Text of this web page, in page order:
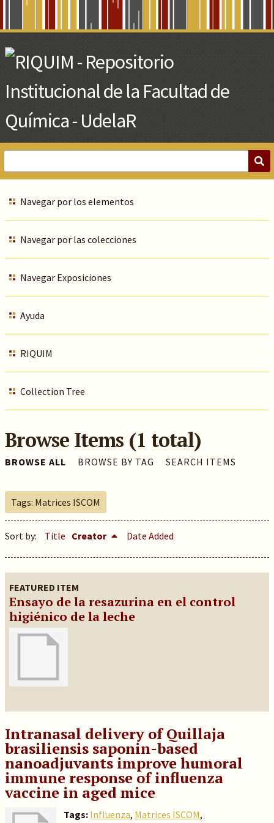
Main
Content
Navegar por los elementos
Navegar por las colecciones
Navegar Exposiciones
Ayuda
RIQUIM
Collection Tree
Browse Items (1 total)
BROWSE ALL BROWSE BY TAG SEARCH ITEMS
Tags: Matrices ISCOM
Sort by: Title Creator Date Added
FEATURED ITEM
Ensayo de la resazurina en el control
higiénico de la leche
Intranasal delivery of Quillaja
brasiliensis saponin-based
nanoadjuvants improve humoral
immune response of influenza
vaccine in aged mice
Tags: Influenza, Matrices ISCOM,